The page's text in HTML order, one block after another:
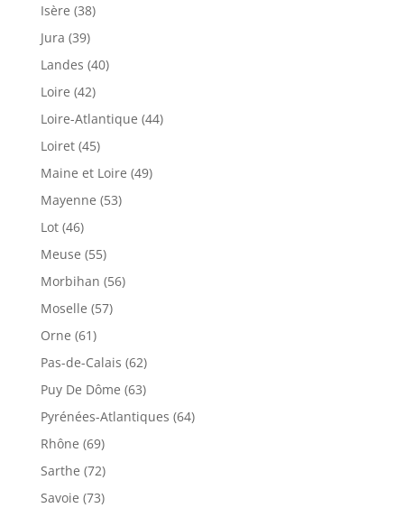
Isère (38)
Jura (39)
Landes (40)
Loire (42)
Loire-Atlantique (44)
Loiret (45)
Maine et Loire (49)
Mayenne (53)
Lot (46)
Meuse (55)
Morbihan (56)
Moselle (57)
Orne (61)
Pas-de-Calais (62)
Puy De Dôme (63)
Pyrénées-Atlantiques (64)
Rhône (69)
Sarthe (72)
Savoie (73)